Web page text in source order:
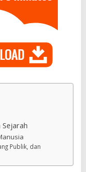
Publik, dan